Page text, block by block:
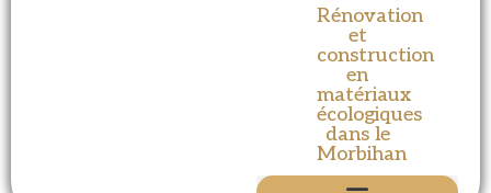
Rénovation
et
construction
en
matériaux
écologiques
dans le
Morbihan